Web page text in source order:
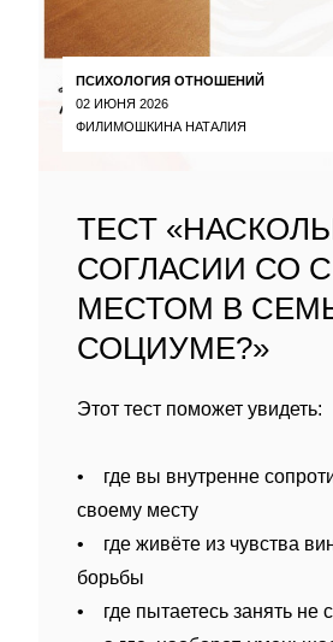
ПСИХОЛОГИЯ ОТНОШЕНИЙ
02 ИЮНЯ 2026
ФИЛИМОШКИНА НАТАЛИЯ
ТЕСТ
СОГЛАСИИ СО
МЕСТОМ В
СОЦИУМЕ?»
Этот тест поможет увидеть:
• где вы внутренне
своему месту
• где живёте из чувства
борьбы
• где пытаетесь занять не